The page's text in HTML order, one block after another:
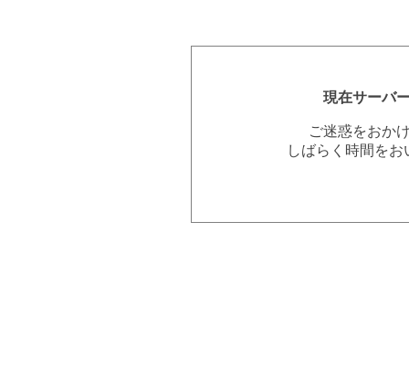
現在サーバ
ご迷惑をおか
しばらく時間を